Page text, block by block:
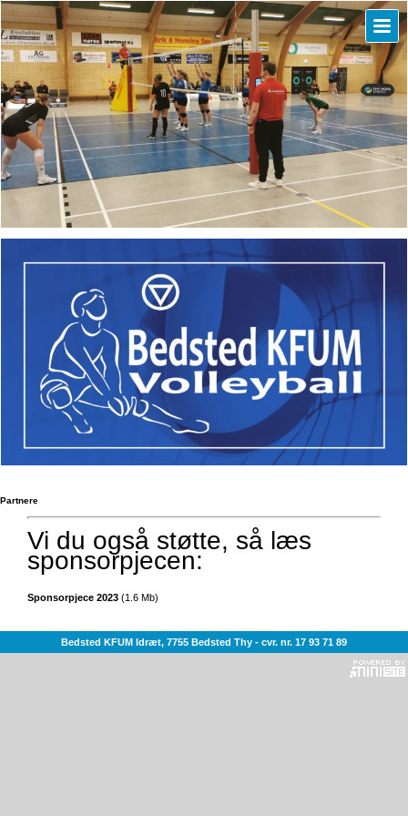
Partnere
Vi du også støtte, så læs
sponsorpjecen:
Sponsorpjece 2023 (1.6 Mb)
Bedsted KFUM Idræt, 7755 Bedsted Thy - cvr. nr. 17 93 71 89